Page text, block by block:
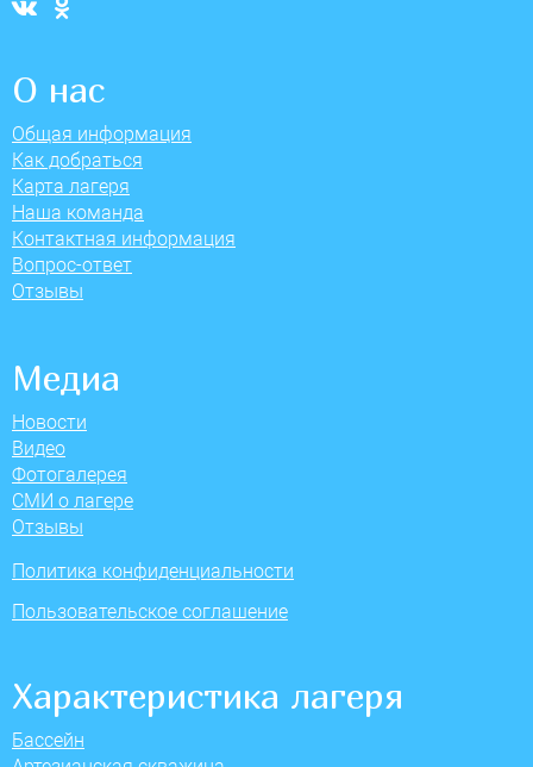
О нас
Общая информация
Как добраться
Карта лагеря
Наша команда
Контактная информация
Вопрос-ответ
Отзывы
Медиа
Новости
Видео
Фотогалерея
СМИ о лагере
Отзывы
Политика конфиденциальности
Пользовательское соглашение
Характеристика лагеря
Бассейн